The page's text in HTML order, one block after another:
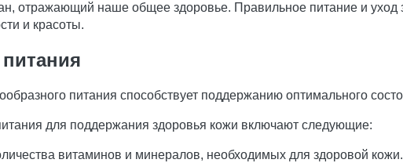
отражающий наше общее здоровье. Правильное питание и
и красоты.
питания способствует поддержанию оптимального
для поддержания здоровья кожи включают следующие:
витаминов и минералов, необходимых для здоровой кожи.